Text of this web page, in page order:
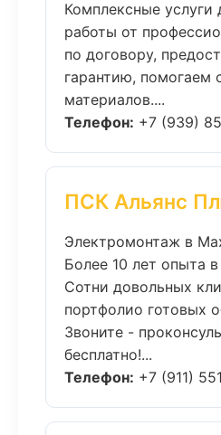
Комплексные
работы от
по договору,
гарантию, помогаем
материалов....
Телефон: +7 (939)
ПСК Альянс
Электромонтаж в
Более 10 лет опыта
Сотни довольных
портфолио готовых
Звоните -
бесплатно!...
Телефон: +7 (911)